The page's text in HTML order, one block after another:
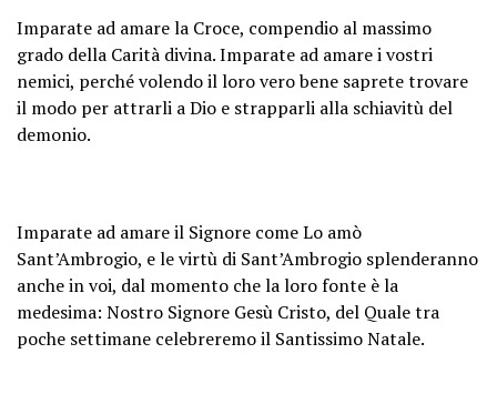
Imparate ad amare la Croce, compendio al massimo
grado della Carità divina. Imparate ad amare i vostri
nemici, perché volendo il loro vero bene saprete trovare
il modo per attrarli a Dio e strapparli alla schiavitù del
demonio.
Imparate ad amare il Signore come Lo amò
Sant’Ambrogio, e le virtù di Sant’Ambrogio splenderanno
anche in voi, dal momento che la loro fonte è la
medesima: Nostro Signore Gesù Cristo, del Quale tra
poche settimane celebreremo il Santissimo Natale.